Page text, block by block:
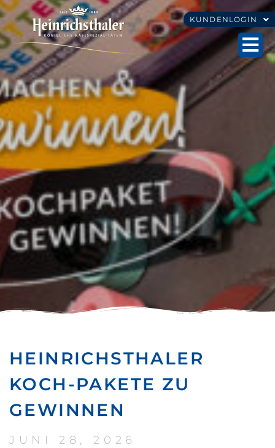
KUNDENLOGIN
HEINRICHSTHALER
KOCH-PAKETE ZU
GEWINNEN
JUNI 28, 2026